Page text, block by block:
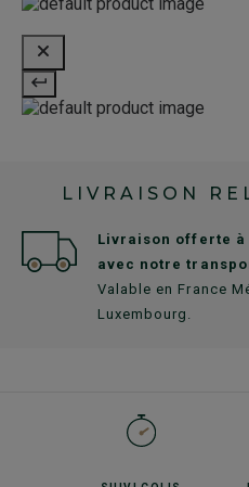
LIVRAISON
Livraison offerte à
avec notre
Valable en France
Luxembourg.